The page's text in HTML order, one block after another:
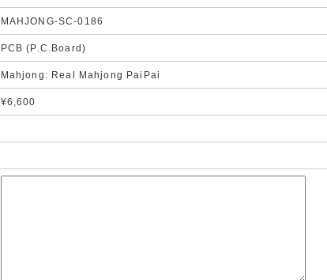
MAHJONG-SC-0186
PCB (P.C.Board)
Mahjong: Real Mahjong PaiPai
¥6,600